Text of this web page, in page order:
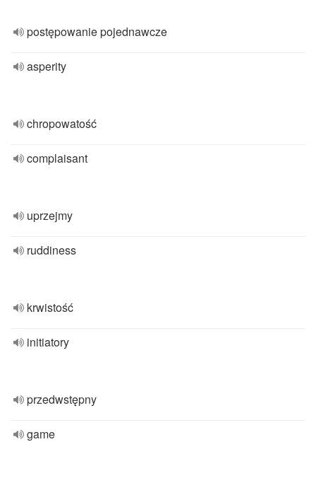
postępowanie pojednawcze
asperity
chropowatość
complaisant
uprzejmy
ruddiness
krwistość
initiatory
przedwstępny
game